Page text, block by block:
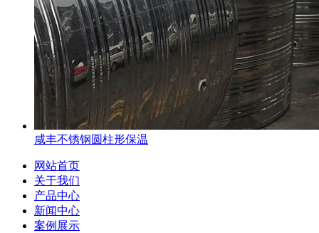
咸丰不锈钢圆柱形保温
网站首页
关于我们
产品中心
新闻中心
案例展示